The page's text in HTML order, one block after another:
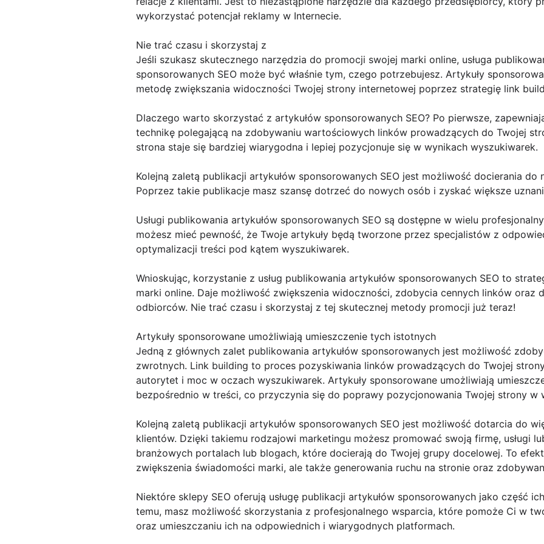
wykorzystać potencjał reklamy w Internecie.
Nie trać czasu i skorzystaj z
Jeśli szukasz skutecznego narzędzia do promocji swojej marki online, usługa
sponsorowanych SEO może być właśnie tym, czego potrzebujesz. Artykuły
metodę zwiększania widoczności Twojej strony internetowej poprzez strategię link
Dlaczego warto skorzystać z artykułów sponsorowanych SEO? Po pierwsze,
technikę polegającą na zdobywaniu wartościowych linków prowadzących do Twojej
strona staje się bardziej wiarygodna i lepiej pozycjonuje się w wynikach wyszukiwarek.
Kolejną zaletą publikacji artykułów sponsorowanych SEO jest możliwość docierania
Poprzez takie publikacje masz szansę dotrzeć do nowych osób i zyskać większe
Usługi publikowania artykułów sponsorowanych SEO są dostępne w wielu
możesz mieć pewność, że Twoje artykuły będą tworzone przez specjalistów z
optymalizacji treści pod kątem wyszukiwarek.
Wnioskując, korzystanie z usług publikowania artykułów sponsorowanych SEO to
marki online. Daje możliwość zwiększenia widoczności, zdobycia cennych linków oraz
odbiorców. Nie trać czasu i skorzystaj z tej skutecznej metody promocji już teraz!
Artykuły sponsorowane umożliwiają umieszczenie tych istotnych
Jedną z głównych zalet publikowania artykułów sponsorowanych jest możliwość
zwrotnych. Link building to proces pozyskiwania linków prowadzących do Twojej
autorytet i moc w oczach wyszukiwarek. Artykuły sponsorowane umożliwiają
bezpośrednio w treści, co przyczynia się do poprawy pozycjonowania Twojej strony w
Kolejną zaletą publikacji artykułów sponsorowanych SEO jest możliwość dotarcia do
klientów. Dzięki takiemu rodzajowi marketingu możesz promować swoją firmę, usługi
branżowych portalach lub blogach, które docierają do Twojej grupy docelowej. To
zwiększenia świadomości marki, ale także generowania ruchu na stronie oraz
Niektóre sklepy SEO oferują usługę publikacji artykułów sponsorowanych jako część
temu, masz możliwość skorzystania z profesjonalnego wsparcia, które pomoże Ci w
oraz umieszczaniu ich na odpowiednich i wiarygodnych platformach.